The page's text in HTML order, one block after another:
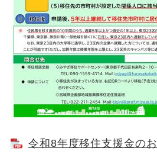
令和8年度移住支援金の